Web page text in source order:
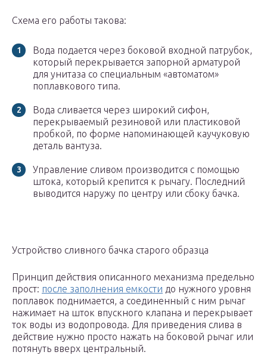
Схема его работы такова:
Вода подается через боковой входной патрубок,
который перекрывается запорной арматурой
для унитаза со специальным «автоматом»
поплавкового типа.
Вода сливается через широкий сифон,
перекрываемый резиновой или пластиковой
пробкой, по форме напоминающей каучуковую
деталь вантуза.
Управление сливом производится с помощью
штока, который крепится к рычагу. Последний
выводится наружу по центру или сбоку бачка.
Устройство сливного бачка старого образца
Принцип действия описанного механизма предельно
прост: после заполнения емкости до нужного уровня
поплавок поднимается, а соединенный с ним рычаг
нажимает на шток впускного клапана и перекрывает
ток воды из водопровода. Для приведения слива в
действие нужно просто нажать на боковой рычаг или
потянуть вверх центральный.